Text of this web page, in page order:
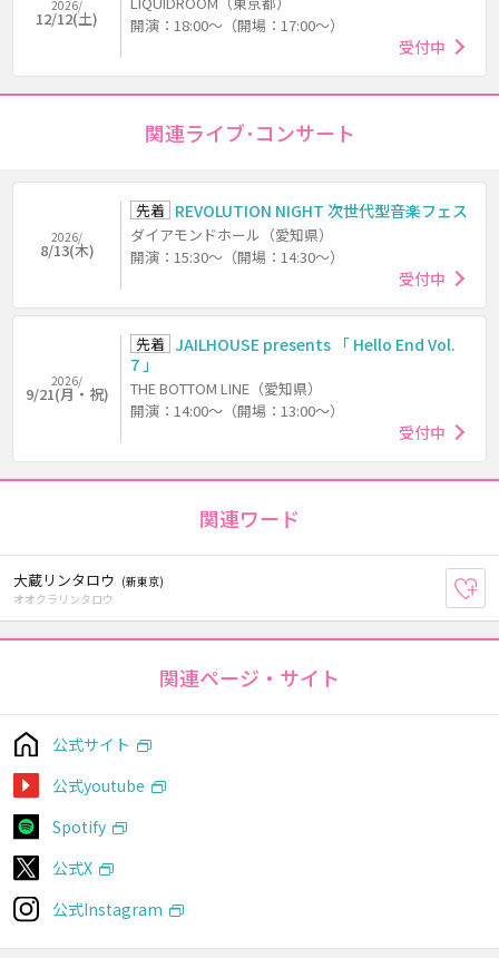
2026/
12/12(土)
開演：18:00～（開場：17:00～）
受付中
関連ライブ･コンサート
2026/
8/13(木)
先着 REVOLUTION NIGHT 次世代型音楽フェス
ダイアモンドホール（愛知県）
開演：15:30～（開場：14:30～）
受付中
2026/
9/21(月・祝)
先着 JAILHOUSE presents 「 Hello End Vol.
7 」
THE BOTTOM LINE（愛知県）
開演：14:00～（開場：13:00～）
受付中
関連ワード
大蔵リンタロウ (新東京)
オオクラリンタロウ
関連ページ・サイト
公式サイト
公式youtube
Spotify
公式X
公式Instagram